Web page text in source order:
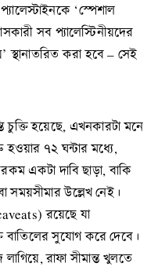
প্যালেস্টাইনকে ‘স্পেশাল
সব প্যালেস্টিনীয়দের
স্থানাতরিত করা হবে – সেই
হয়েছে, এখনকারটা মনে
৭২ ঘন্টার মধ্যে,
একটা দাবি ছাড়া, বাকি
সময়সীমার উল্লেখ নেই।
রয়েছে যা
সুযোগ করে দেবে।
রাফা সীমান্ত খুলতে